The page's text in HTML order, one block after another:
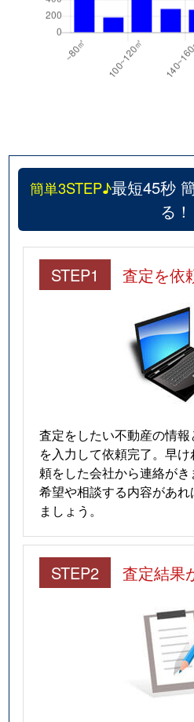
簡単3STEP♪最短45秒
る！
STEP1 査定を依
査定をしたい不動産の情
を入力して依頼完了。早
頼をした会社から連絡がき
希望や相談する内容があれ
ましょう。
STEP2 査定結果